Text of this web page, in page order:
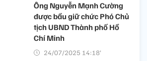
Ông Nguyễn Mạnh Cường
được bầu giữ chức Phó Chủ
tịch UBND Thành phố Hồ
Chí Minh
24/07/2025 14:18’